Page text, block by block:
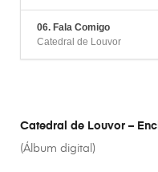
06. Fala Comigo
Catedral de Louvor
Catedral de Louvor –
(Álbum digital)